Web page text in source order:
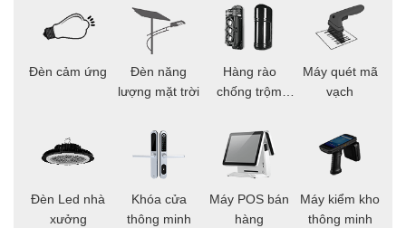
Đèn cảm ứng
Đèn Led nhà
xưởng
Đèn năng
lượng mặt trời
Khóa cửa
thông minh
Hàng rào
chống trộm
Máy POS bán
hàng
Máy quét mã
vạch
Máy kiểm kho
thông minh